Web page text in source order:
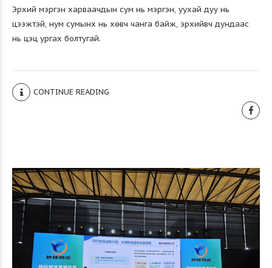
Эрхий мэргэн харваачдын сум нь мэргэн, уухай дуу нь
цээжтэй, нум сумынх нь хөвч чанга байж, эрхийвч дундаас
нь цэц ургах болтугай.
CONTINUE READING